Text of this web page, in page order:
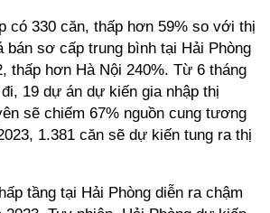
có 330 căn, thấp hơn 59% so với thị
bán sơ cấp trung bình tại Hải Phòng
thấp hơn Hà Nội 240%. Từ 6 tháng
19 dự án dự kiến gia nhập thị
sẽ chiếm 67% nguồn cung tương
1.381 căn sẽ dự kiến tung ra thị
tầng tại Hải Phòng diễn ra chậm